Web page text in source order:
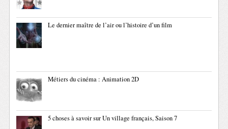
Le dernier maître de l’air ou l’histoire d’un film
Métiers du cinéma : Animation 2D
5 choses à savoir sur Un village français, Saison 7